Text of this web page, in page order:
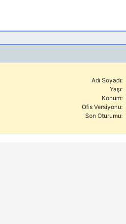
Adı Soyadı:
Yaşı:
Konum:
Ofis Versiyonu:
Son Oturumu: